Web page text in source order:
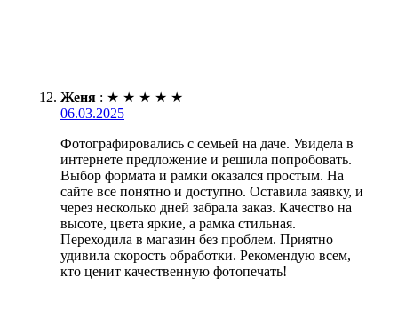
Женя : ★ ★ ★ ★ ★
06.03.2025
Фотографировались с семьей на даче. Увидела в
интернете предложение и решила попробовать.
Выбор формата и рамки оказался простым. На
сайте все понятно и доступно. Оставила заявку, и
через несколько дней забрала заказ. Качество на
высоте, цвета яркие, а рамка стильная.
Переходила в магазин без проблем. Приятно
удивила скорость обработки. Рекомендую всем,
кто ценит качественную фотопечать!